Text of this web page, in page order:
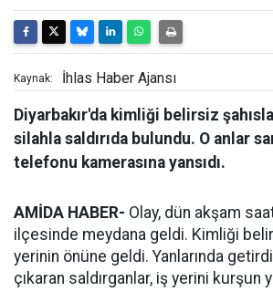
Kaynak: İhlas Haber Ajansı
Diyarbakır'da kimliği belirsiz
silahla saldırıda bulundu. O anlar
telefonu kamerasına yansıdı.
AMİDA HABER- Olay, dün akşam
ilçesinde meydana geldi. Kimliği
yerinin önüne geldi. Yanlarında
çıkaran saldırganlar, iş yerini kurşun